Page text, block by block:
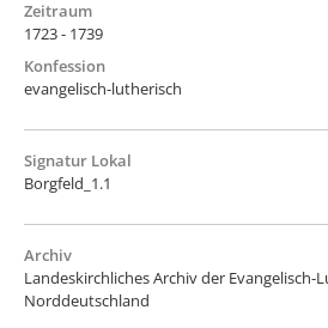
Zeitraum
1723 - 1739
Konfession
evangelisch-lutherisch
Signatur Lokal
Borgfeld_1.1
Archiv
Landeskirchliches Archiv der Evangelisch-
Norddeutschland